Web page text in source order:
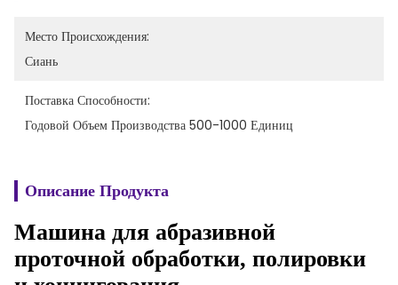
Место Происхождения:
Сиань
Поставка Способности:
Годовой Объем Производства 500-1000 Единиц
Описание Продукта
Машина для абразивной
проточной обработки, полировки